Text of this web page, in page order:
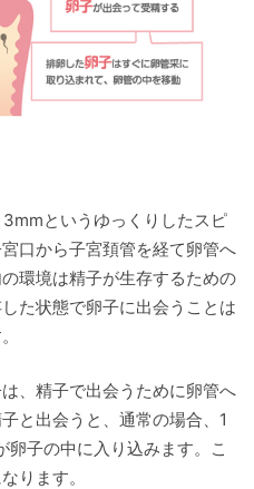
というゆっくりしたスピ
口から子宮頚管を経て卵管へ
環境は精子が生存するための
た状態で卵子に出会うことは
、精子で出会うために卵管へ
と出会うと、通常の場合、1
子の中に入り込みます。こ
ります。